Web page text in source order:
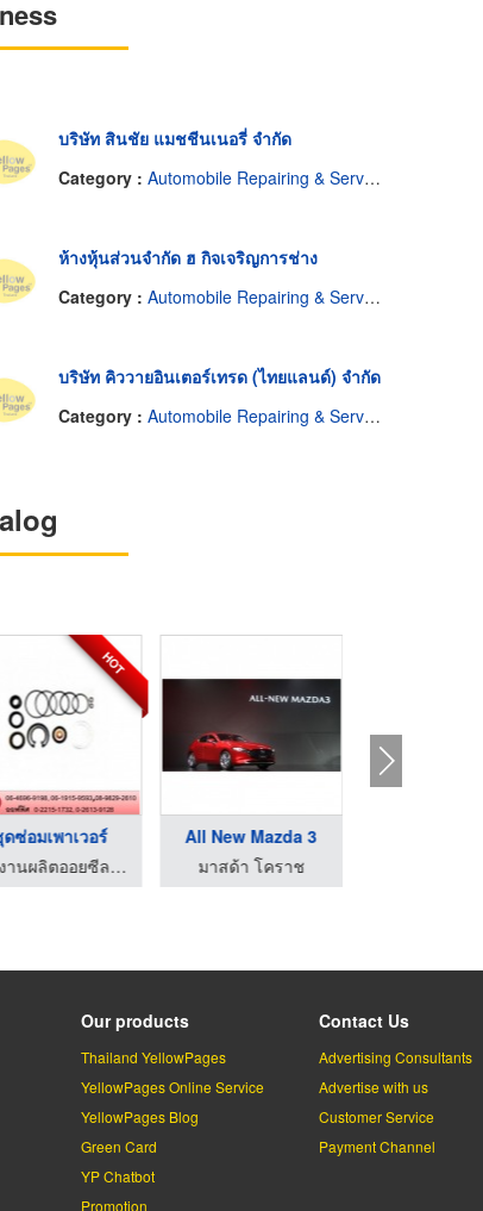
บริษัท สินชัย แมชชีนเนอรี่ จำกัด
Category : Automobile Repairing & Service-Equipment & Supplies
ห้างหุ้นส่วนจำกัด ฮ กิจเจริญการช่าง
Category : Automobile Repairing & Service-Equipment & Supplies
บริษัท คิววายอินเตอร์เทรด (ไทยแลนด์) จำกัด
Category : Automobile Repairing & Service-Equipment & Supplies
HOT
ซ่อมเพาเวอร์
โรงงานผลิตออยซีล โอริง ปะเก็น - เอ็น ยู เค ออยซีล
All New Mazda 3
มาสด้า โคราช
Our products
Thailand YellowPages
YellowPages Online Service
YellowPages Blog
Green Card
YP Chatbot
Promotion
Contact Us
Advertising Consultants
Advertise with us
Customer Service
Payment Channel